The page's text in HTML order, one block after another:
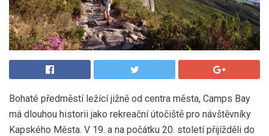
Bohaté předměstí ležící jižně od centra města, Camps Bay
má dlouhou historii jako rekreační útočiště pro návštěvníky
Kapského Města. V 19. a na počátku 20. století přijížděli do